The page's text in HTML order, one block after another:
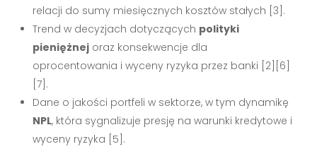
relacji do sumy miesięcznych kosztów stałych [3].
Trend w decyzjach dotyczących polityki
pieniężnej oraz konsekwencje dla
oprocentowania i wyceny ryzyka przez banki [2][6]
[7].
Dane o jakości portfeli w sektorze, w tym dynamikę
NPL, która sygnalizuje presję na warunki kredytowe i
wyceny ryzyka [5].